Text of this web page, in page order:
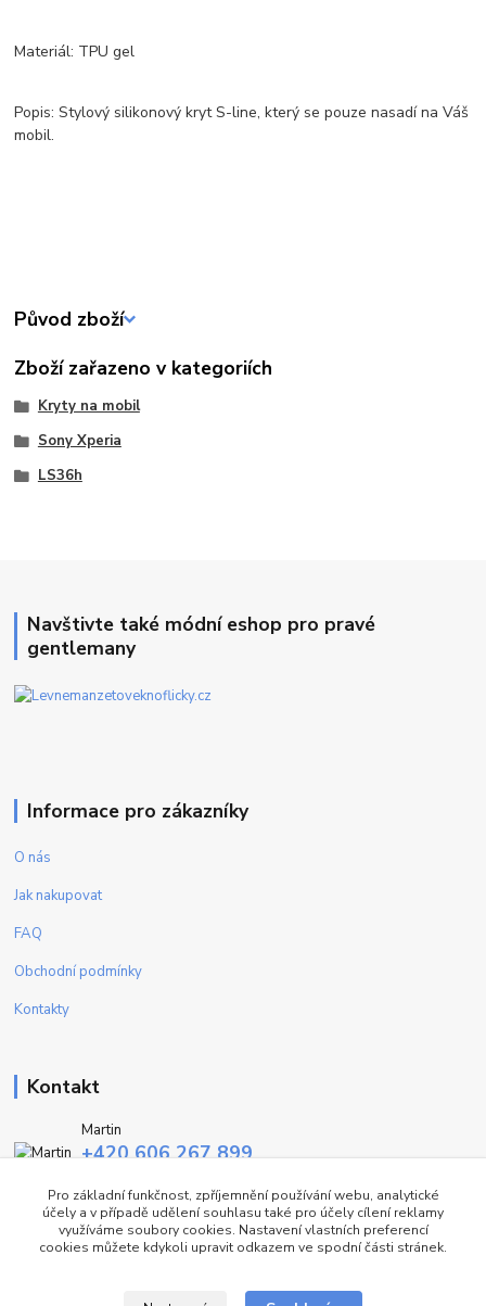
Materiál: TPU gel
Popis: Stylový silikonový kryt S-line, který se pouze nasadí na Váš
mobil.
Původ zboží
Zboží zařazeno v kategoriích
Kryty na mobil
Sony Xperia
LS36h
Navštivte také módní eshop pro pravé
gentlemany
Informace pro zákazníky
O nás
Jak nakupovat
FAQ
Obchodní podmínky
Kontakty
Kontakt
Martin
+420 606 267 899
info@fashiontrend.cz
Pro základní funkčnost, zpříjemnění používání webu, analytické
účely a v případě udělení souhlasu také pro účely cílení reklamy
využíváme soubory cookies. Nastavení vlastních preferencí
cookies můžete kdykoli upravit odkazem ve spodní části stránek.